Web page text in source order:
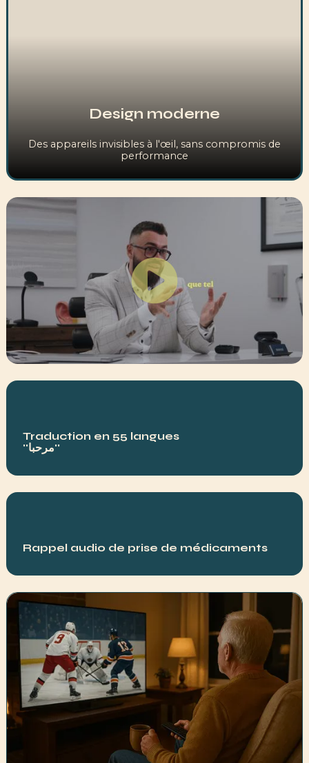
Design moderne
Des appareils invisibles à l'œil, sans compromis de
performance
Traduction en 55 langues
''مرحبا''
Rappel audio de prise de médicaments